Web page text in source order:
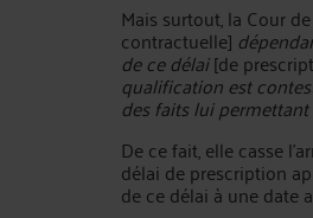
Mais surtout, la Cour
contractuelle]
de ce délai[de
qualification est
des faits lui
De ce fait, elle casse
délai de prescription
de ce délai à une date